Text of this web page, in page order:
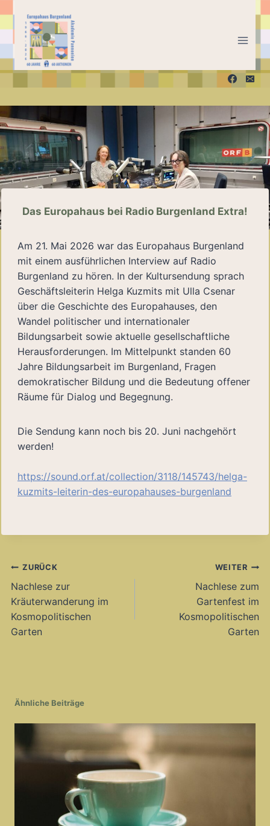
springen
Das Europahaus bei Radio Burgenland Extra!
Am 21. Mai 2026 war das Europahaus Burgenland
mit einem ausführlichen Interview auf Radio
Burgenland zu hören. In der Kultursendung sprach
Geschäftsleiterin Helga Kuzmits mit Ulla Csenar
über die Geschichte des Europahauses, den
Wandel politischer und internationaler
Bildungsarbeit sowie aktuelle gesellschaftliche
Herausforderungen. Im Mittelpunkt standen 60
Jahre Bildungsarbeit im Burgenland, Fragen
demokratischer Bildung und die Bedeutung offener
Räume für Dialog und Begegnung.
Die Sendung kann noch bis 20. Juni nachgehört
werden!
https://sound.orf.at/collection/3118/145743/helga-
kuzmits-leiterin-des-europahauses-burgenland
Beitragsnavigation
ZURÜCK
Nachlese zur
Kräuterwanderung im
Kosmopolitischen
Garten
WEITER
Nachlese zum
Gartenfest im
Kosmopolitischen
Garten
Ähnliche Beiträge